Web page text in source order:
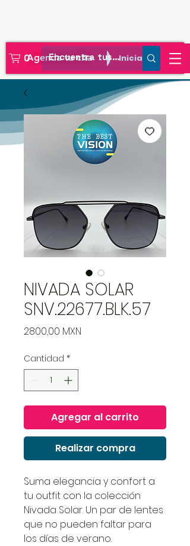
Iniciar sesión
Agenda tu cita
0
NIVADA SOLAR
SNV.22677.BLK.57
2800,00 MXN
Cantidad *
Agregar al carrito
Realizar compra
Suma elegancia y confort a
tu outfit con la colección
Nivada Solar. Un par de lentes
que no pueden faltar para
los días de verano.